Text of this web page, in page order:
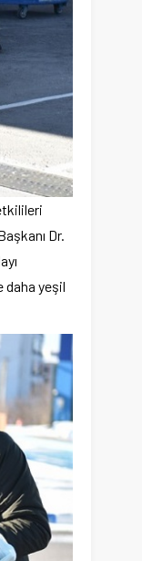
Dr.
daha yeşil